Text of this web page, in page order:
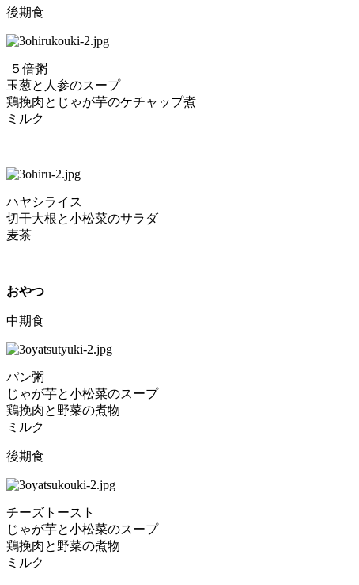
後期食
５倍粥
玉葱と人参のスープ
鶏挽肉とじゃが芋のケチャップ煮
ミルク
ハヤシライス
切干大根と小松菜のサラダ
麦茶
おやつ
中期食
パン粥
じゃが芋と小松菜のスープ
鶏挽肉と野菜の煮物
ミルク
後期食
チーズトースト
じゃが芋と小松菜のスープ
鶏挽肉と野菜の煮物
ミルク